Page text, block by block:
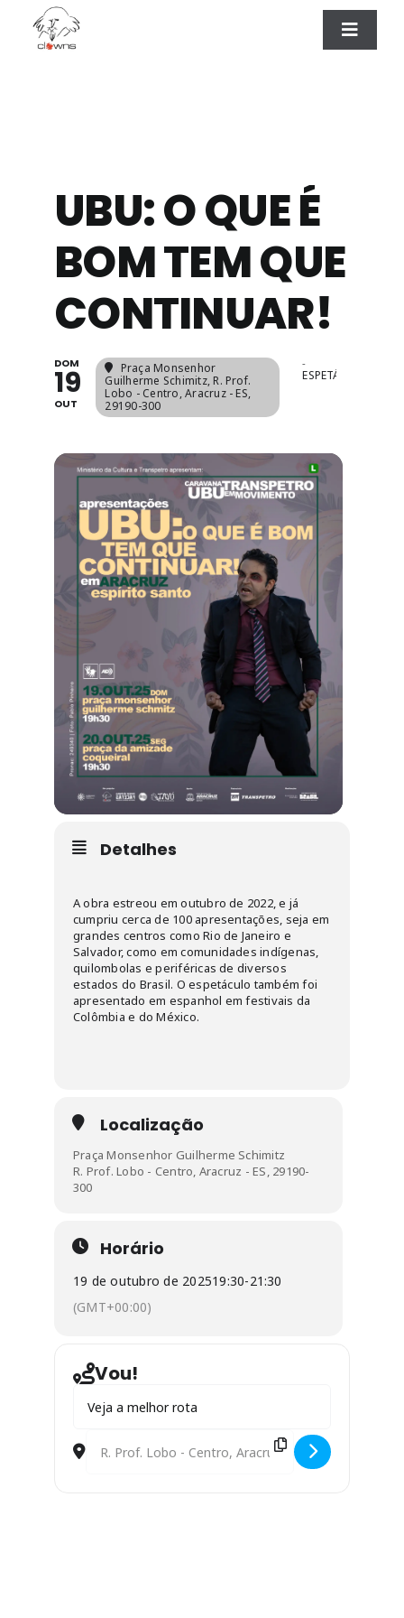
Toggle
UBU: O QUE É
BOM TEM QUE
CONTINUAR!
DOM
19
OUT
Praça Monsenhor
Guilherme Schimitz, R. Prof.
Lobo - Centro, Aracruz - ES,
29190-300
-
ESPETÁCULOS
Detalhes
A obra estreou em outubro de 2022, e já
cumpriu cerca de 100 apresentações, seja em
grandes centros como Rio de Janeiro e
Salvador, como em comunidades indígenas,
quilombolas e periféricas de diversos
estados do Brasil. O espetáculo também foi
apresentado em espanhol em festivais da
Colômbia e do México.
Localização
Praça Monsenhor Guilherme Schimitz
R. Prof. Lobo - Centro, Aracruz - ES, 29190-
300
Horário
19 de outubro de 202519:30-21:30
(GMT+00:00)
Vou!
Destination Address - Ubu: O que é bom tem que